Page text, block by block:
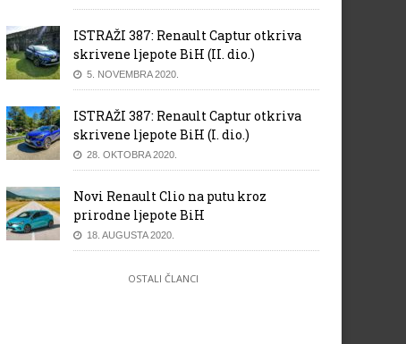
ISTRAŽI 387: Renault Captur otkriva
skrivene ljepote BiH (II. dio.)
5. NOVEMBRA 2020.
ISTRAŽI 387: Renault Captur otkriva
skrivene ljepote BiH (I. dio.)
28. OKTOBRA 2020.
Novi Renault Clio na putu kroz
prirodne ljepote BiH
18. AUGUSTA 2020.
OSTALI ČLANCI